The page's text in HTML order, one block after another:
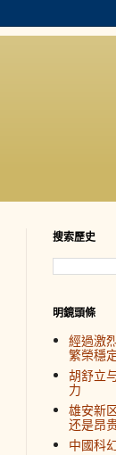
搜索歷史
明鏡頭條
經過激
繁榮穩
胡舒立
力
雄安新
还是昂
中國科